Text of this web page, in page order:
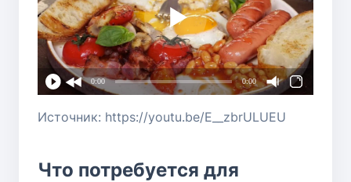
0:00 0:00
Источник: https://youtu.be/E__zbrULUEU
Что потребуется для